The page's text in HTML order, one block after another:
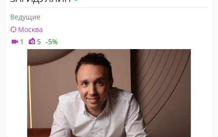
Ведущие
Москва
1
5 -5%